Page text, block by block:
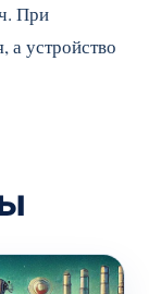
При
а устройство